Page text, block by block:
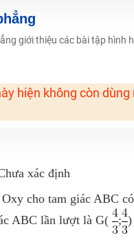
- Ba bước luyện thi TN THPT -
449K - 499K toàn bộ khoá học
1K Chỉ Từ 11-13/09/2024
lớp 9 Toán - Lý - Hóa - Văn - Anh
văn 7 - xây nền vững chắc cho
môn Toán, Văn, Hóa, Anh, Lý với
giới thiệu các bài tập hình
hiện không còn
xác định
Oxy cho tam giác ABC
ABC lần lượt là G(
; )